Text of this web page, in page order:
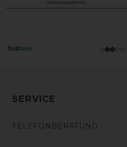
SERVICE
TELEFONBERATUNG